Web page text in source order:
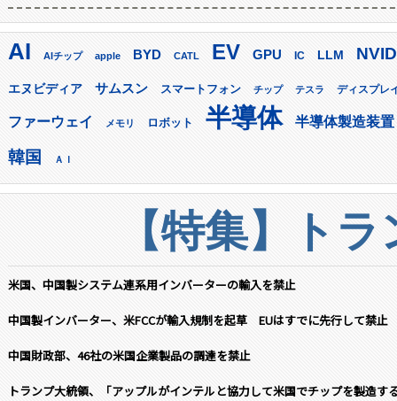
AI AIチップ apple BYD CATL EV GPU IC LLM
エヌビディア サムスン スマートフォン チップ テスラ ディスプレ
ファーウェイ メモリ ロボット 半導体 半導体製造装置
韓国 ＡＩ
【特集】ト
米国、中国製システム連系用インバーターの輸入を禁止
中国製インバーター、米FCCが輸入規制を起草 EUはすでに先行して禁止
中国財政部、46社の米国企業製品の調達を禁止
トランプ大統領、「アップルがインテルと協力して米国でチップを製造す